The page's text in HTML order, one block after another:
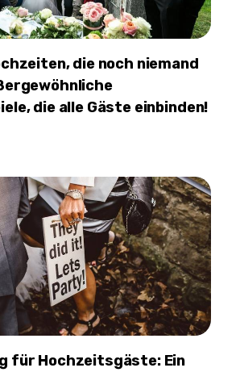
die noch niemand
die alle Gäste einbinden!
für Hochzeitsgäste: Ein